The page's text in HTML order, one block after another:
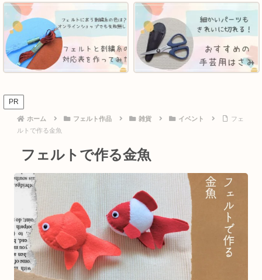
PR
ホーム フェルト作品 雑貨 イベント
フェ
ルトで作る金魚
フェルトで作る金魚